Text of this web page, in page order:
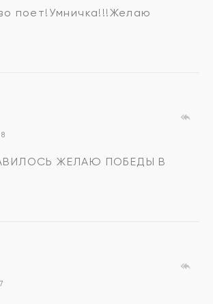
поет!Умничка!!!Желаю
ЖЕЛАЮ ПОБЕДЫ В